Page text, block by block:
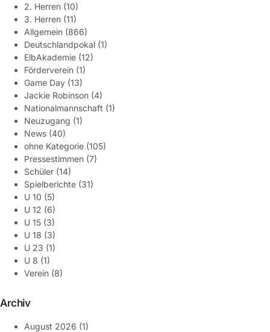
2. Herren (10)
3. Herren (11)
Allgemein (866)
Deutschlandpokal (1)
ElbAkademie (12)
Förderverein (1)
Game Day (13)
Jackie Robinson (4)
Nationalmannschaft (1)
Neuzugang (1)
News (40)
ohne Kategorie (105)
Pressestimmen (7)
Schüler (14)
Spielberichte (31)
U 10 (5)
U 12 (6)
U 15 (3)
U 18 (3)
U 23 (1)
U 8 (1)
Verein (8)
Archiv
August 2026 (1)